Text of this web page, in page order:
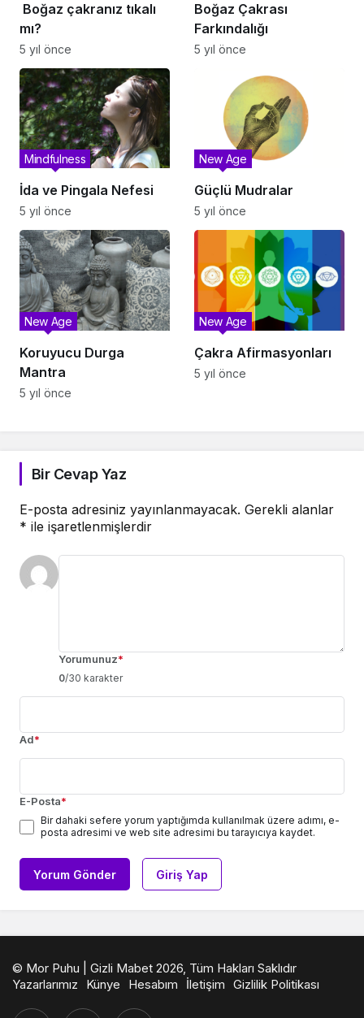
⁣ Boğaz çakranız tıkalı
mı?
5 yıl önce
Boğaz Çakrası
Farkındalığı
5 yıl önce
İda ve Pingala Nefesi
Mindfulness
5 yıl önce
Güçlü Mudralar
New Age
5 yıl önce
Koruyucu Durga
Mantra
New Age
5 yıl önce
Çakra Afirmasyonları
New Age
5 yıl önce
Bir Cevap Yaz
E-posta adresiniz yayınlanmayacak. Gerekli alanlar
* ile işaretlenmişlerdir
Yorumunuz*
0/30 karakter
Ad*
E-Posta*
Bir dahaki sefere yorum yaptığımda kullanılmak üzere adımı, e-
posta adresimi ve web site adresimi bu tarayıcıya kaydet.
Yorum Gönder Giriş Yap
© Mor Puhu | Gizli Mabet 2026, Tüm Hakları Saklıdır
Yazarlarımız
Künye Hesabım İletişim Gizlilik Politikası